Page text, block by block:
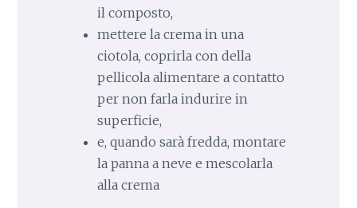
il composto,
mettere la crema in una
ciotola, coprirla con della
pellicola alimentare a contatto
per non farla indurire in
superficie,
e, quando sarà fredda, montare
la panna a neve e mescolarla
alla crema